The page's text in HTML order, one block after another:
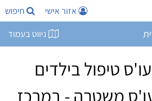
אזור אישי חיפוש
ניווט בעמוד
טיפול בילדים
משטרה - במרכז